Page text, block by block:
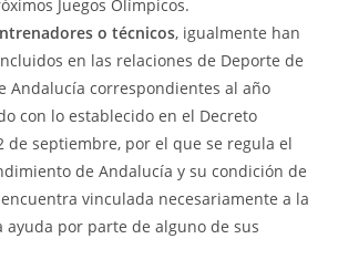
Juegos Olímpicos.
o técnicos, igualmente han
en las relaciones de Deporte de
Andalucía correspondientes al año
con lo establecido en el Decreto
de septiembre, por el que se regula el
de Andalucía y su condición de
vinculada necesariamente a la
ayuda por parte de alguno de sus